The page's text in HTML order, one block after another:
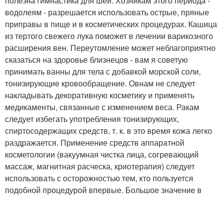
водолеям - разрешается использовать острые, пряные
приправы в пище и в косметических процедурах. Кашица
из тертого свежего лука поможет в лечении варикозного
расширения вен. Переутомление может неблагоприятно
сказаться на здоровье близнецов - вам я советую
принимать ванны для тела с добавкой морской соли,
тонизирующие кровообращение. Овнам не следует
накладывать декоративную косметику и применять
медикаменты, связанные с изменением веса. Ракам
следует избегать употребления тонизирующих,
спиртосодержащих средств, т. к. в это время кожа легко
раздражается. Применение средств аппаратной
косметологии (вакуумная чистка лица, согревающий
массаж, магнитная расческа, криотерапия) следует
использовать с осторожностью тем, кто пользуется
подобной процедурой впервые. Большое значение в